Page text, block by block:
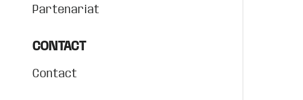
Partenariat
CONTACT
Contact